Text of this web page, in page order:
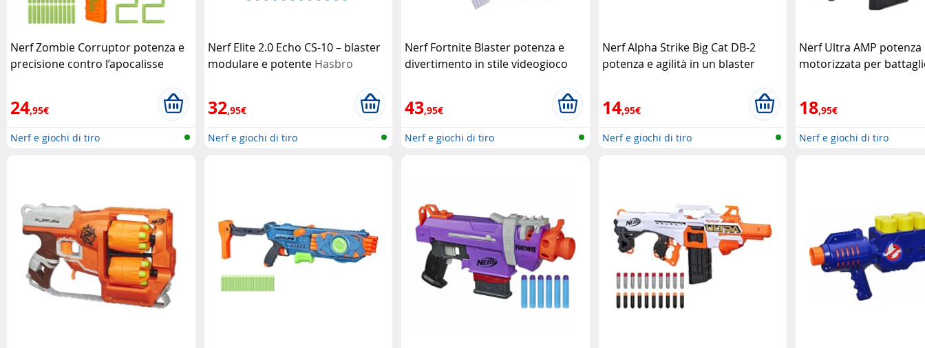
Nerf Zombie Corruptor potenza e
precisione contro l’apocalisse
24,95€
Nerf e giochi di tiro
Nerf Elite 2.0 Echo CS-10 – blaster
modulare e potente Hasbro
32,95€
Nerf e giochi di tiro
Nerf Fortnite Blaster potenza e
divertimento in stile videogioco
43,95€
Nerf e giochi di tiro
Nerf Alpha Strike Big Cat DB-2
potenza e agilità in un blaster
14,95€
Nerf e giochi di tiro
Nerf Ultra AMP potenza
motorizzata per
18,95€
Nerf e giochi di tiro